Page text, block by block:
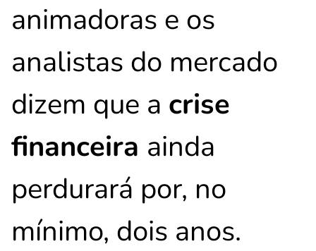
animadoras e os
analistas do mercado
dizem que a crise
financeira ainda
perdurará por, no
mínimo, dois anos.